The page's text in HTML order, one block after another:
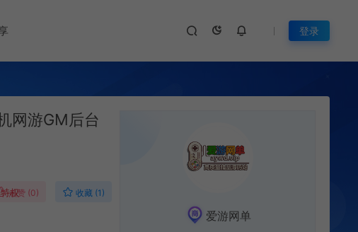
登录
网游GM后台
权
点赞 (0) 收藏 (1)
爱游网单